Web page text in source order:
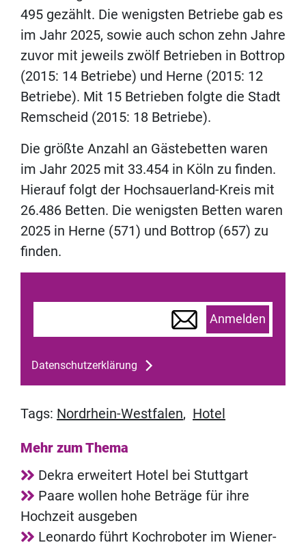
495 gezählt. Die wenigsten Betriebe gab es
im Jahr 2025, sowie auch schon zehn Jahre
zuvor mit jeweils zwölf Betrieben in Bottrop
(2015: 14 Betriebe) und Herne (2015: 12
Betriebe). Mit 15 Betrieben folgte die Stadt
Remscheid (2015: 18 Betriebe).
Die größte Anzahl an Gästebetten waren
im Jahr 2025 mit 33.454 in Köln zu finden.
Hierauf folgt der Hochsauerland-Kreis mit
26.486 Betten. Die wenigsten Betten waren
2025 in Herne (571) und Bottrop (657) zu
finden.
Anmelden
Datenschutzerklärung
Tags: Nordrhein-Westfalen, Hotel
Mehr zum Thema
Dekra erweitert Hotel bei Stuttgart
Paare wollen hohe Beträge für ihre
Hochzeit ausgeben
Leonardo führt Kochroboter im Wiener-